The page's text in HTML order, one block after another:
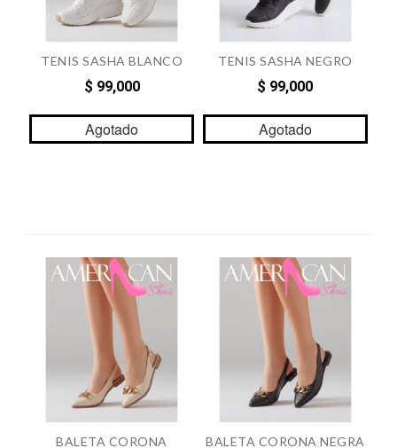
TENIS SASHA BLANCO
$ 99,000
Agotado
TENIS SASHA NEGRO
$ 99,000
Agotado
BALETA CORONA
BALETA CORONA NEGRA